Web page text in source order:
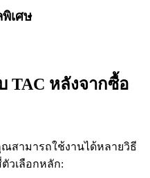
พิเศษ
TAC หลังจากซื้อ
สามารถใช้งานได้หลายวิธี
วเลือกหลัก: